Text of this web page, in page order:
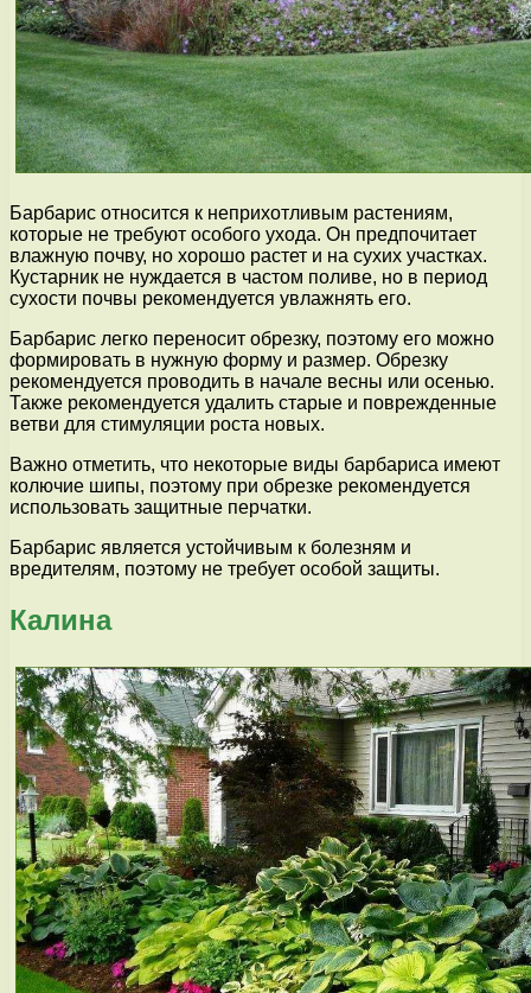
Барбарис относится к неприхотливым растениям,
которые не требуют особого ухода. Он предпочитает
влажную почву, но хорошо растет и на сухих участках.
Кустарник не нуждается в частом поливе, но в период
сухости почвы рекомендуется увлажнять его.
Барбарис легко переносит обрезку, поэтому его можно
формировать в нужную форму и размер. Обрезку
рекомендуется проводить в начале весны или осенью.
Также рекомендуется удалить старые и поврежденные
ветви для стимуляции роста новых.
Важно отметить, что некоторые виды барбариса имеют
колючие шипы, поэтому при обрезке рекомендуется
использовать защитные перчатки.
Барбарис является устойчивым к болезням и
вредителям, поэтому не требует особой защиты.
Калина